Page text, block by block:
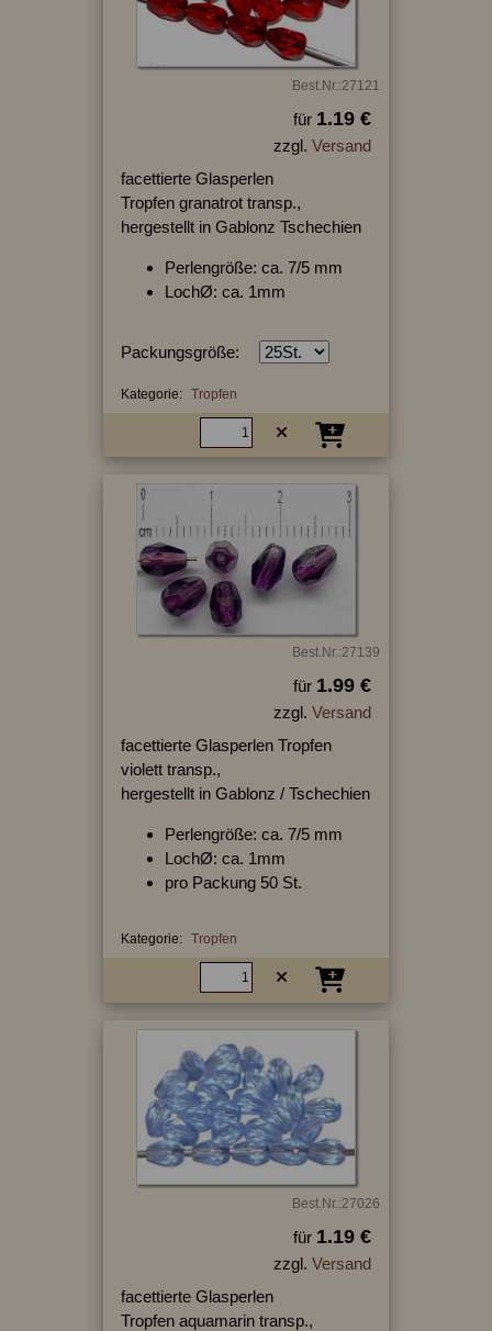
Best.Nr.:27121
für 1.19 €
zzgl. Versand
facettierte Glasperlen
Tropfen granatrot transp.,
hergestellt in Gablonz Tschechien
Perlengröße: ca. 7/5 mm
LochØ: ca. 1mm
Packungsgröße:
Kategorie: Tropfen
Best.Nr.:27139
für 1.99 €
zzgl. Versand
facettierte Glasperlen Tropfen
violett transp.,
hergestellt in Gablonz / Tschechien
Perlengröße: ca. 7/5 mm
LochØ: ca. 1mm
pro Packung 50 St.
Kategorie: Tropfen
Best.Nr.:27026
für 1.19 €
zzgl. Versand
facettierte Glasperlen
Tropfen aquamarin transp.,